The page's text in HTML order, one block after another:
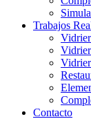
Trabajos
Contacto